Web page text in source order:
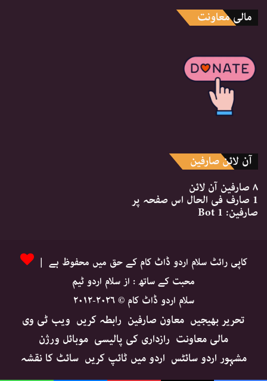
مالی معاونت
آن لائن صارفین
۸ صارفین
آن لائن
1 صارف فی الحال اس صفحہ پر
صارفین: 1 Bot
کاپی رائٹ سلام اردو ڈاٹ کام کے حق میں محفوظ ہے |
محبت کے ساتھ : از سلام اردو ٹیم
سلام اردو ڈاٹ کام © ۲۰۲۶-۲۰۱۲
تحریر بھیجیں معاون صارفین رابطہ کریں ویب ٹی وی
مالی معاونت رازداری کی پالیسی موبائل ورژن
مشہور اردو سائٹس اردو میں ٹائپ کریں سائٹ کا نقشہ